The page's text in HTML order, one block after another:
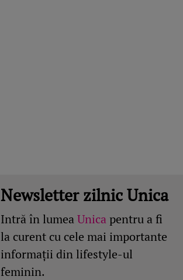
Newsletter zilnic Unica
Intră în lumeaUnica pentru a fi
la curent cu cele mai importante
informații din lifestyle-ul
feminin.